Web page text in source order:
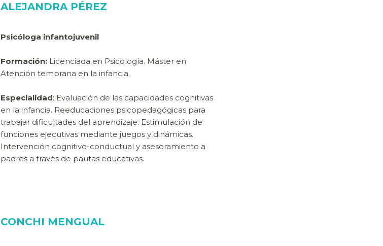
ALEJANDRA PÉREZ
Psicóloga infantojuvenil
Formación: Licenciada en Psicología. Máster en
Atención temprana en la infancia.
Especialidad: Evaluación de las capacidades cognitivas
en la infancia. Reeducaciones psicopedagógicas para
trabajar dificultades del aprendizaje. Estimulación de
funciones ejecutivas mediante juegos y dinámicas.
Intervención cognitivo-conductual y asesoramiento a
padres a través de pautas educativas.
CONCHI MENGUAL